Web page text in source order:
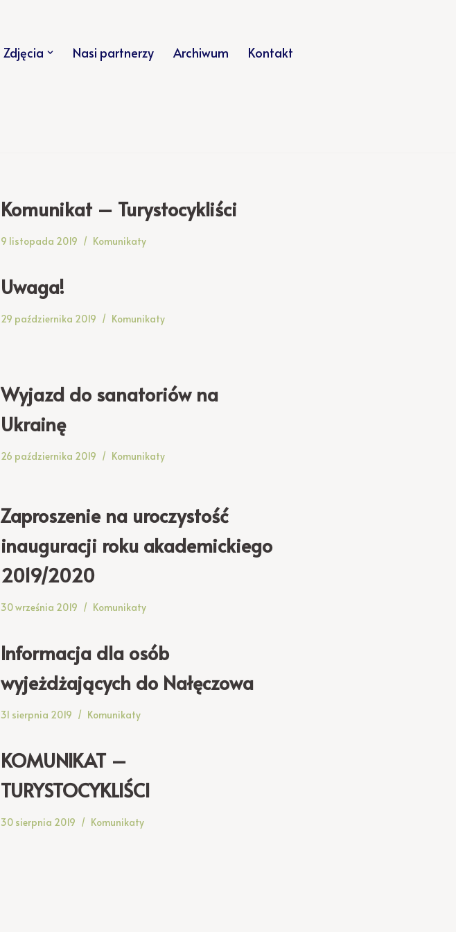
Zdjęcia Nasi partnerzy Archiwum Kontakt
Komunikat – Turystocykliści
9 listopada 2019 Komunikaty
Uwaga!
29 października 2019 Komunikaty
Wyjazd do sanatoriów na
Ukrainę
26 października 2019 Komunikaty
Zaproszenie na uroczystość
inauguracji roku akademickiego
2019/2020
30 września 2019 Komunikaty
Informacja dla osób
wyjeżdżających do Nałęczowa
31 sierpnia 2019 Komunikaty
KOMUNIKAT –
TURYSTOCYKLIŚCI
30 sierpnia 2019 Komunikaty